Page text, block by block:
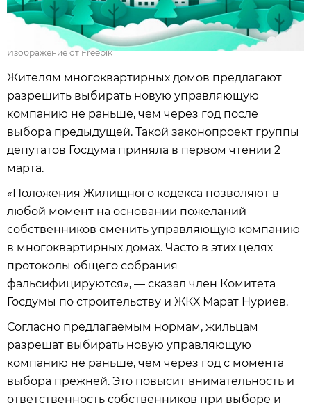
Изображение от Freepik
Жителям многоквартирных домов предлагают
разрешить выбирать новую управляющую
компанию не раньше, чем через год после
выбора предыдущей. Такой законопроект группы
депутатов Госдума приняла в первом чтении 2
марта.
«Положения Жилищного кодекса позволяют в
любой момент на основании пожеланий
собственников сменить управляющую компанию
в многоквартирных домах. Часто в этих целях
протоколы общего собрания
фальсифицируются», — сказал член Комитета
Госдумы по строительству и ЖКХ Марат Нуриев.
Согласно предлагаемым нормам, жильцам
разрешат выбирать новую управляющую
компанию не раньше, чем через год с момента
выбора прежней. Это повысит внимательность и
ответственность собственников при выборе и